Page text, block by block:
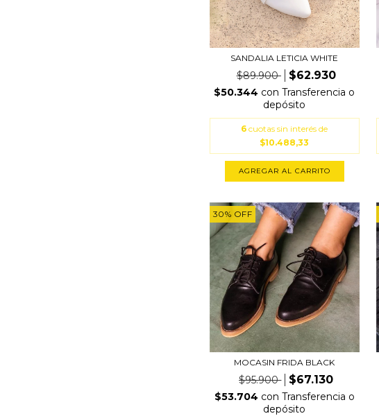
SANDALIA LETICIA WHITE
$89.900 $62.930
$50.344 con Transferencia o
depósito
6 cuotas sin interés de
$10.488,33
AGREGAR AL CARRITO
30% OFF
MOCASIN FRIDA BLACK
$95.900 $67.130
$53.704 con Transferencia o
depósito